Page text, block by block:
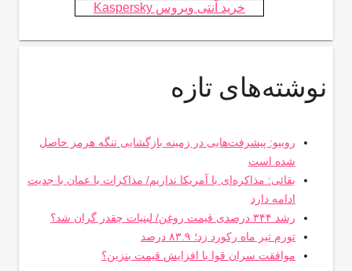
خرید آنتی ویروس Kaspersky
نوشته‌های تازه
روبیو: پیشرفت‌هایی در زمینه بازگشایی تنگه هرمز حاصل
شده است
بقائی: مذاکره‌ای با آمریکا نداریم/ مذاکرات با عمان با جدیت
ادامه دارد
رشد ۳۴۴ درصدی قیمت روغن/ لبنیات چقدر گران شد؟
تورم تیر ماه رکورد زد؛ ۸۳.۹ درصد
موافقت سران قوا با افزایش قیمت بنزین؟